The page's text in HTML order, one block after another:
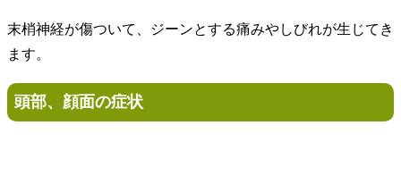
末梢神経が傷ついて、ジーンとする痛みやしびれが生じてき
ます。
頭部、顔面の症状